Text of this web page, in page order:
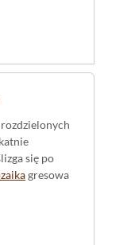
się po
gresowa